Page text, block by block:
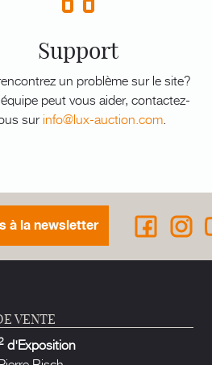
Support
un problème sur le site?
peut vous aider, contactez-
surinfo@lux-auction.com.
à la newsletter
VENTE
d'Exposition